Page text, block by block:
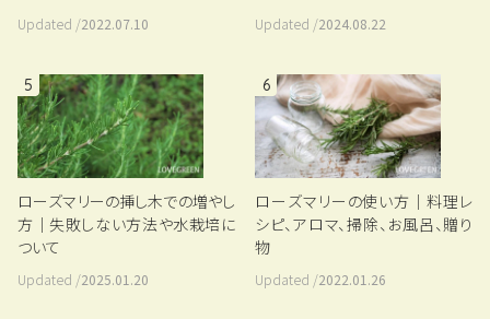
Updated /2022.07.10 Updated /2024.08.22
5
ローズマリーの挿し木での増やし
方｜失敗しない方法や水栽培に
ついて
Updated /2025.01.20
6
ローズマリーの使い方｜料理レ
シピ、アロマ、掃除、お風呂、贈り
物
Updated /2022.01.26